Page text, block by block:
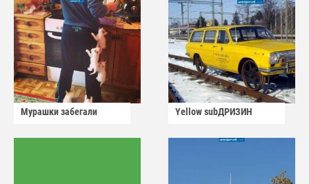
Мурашки забегали Yellow subДРИЗИН